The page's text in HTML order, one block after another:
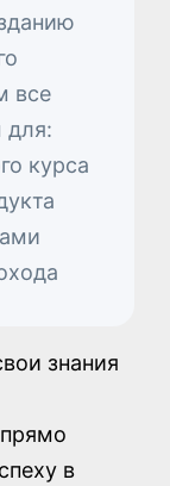
все
для:
курса
знания
в